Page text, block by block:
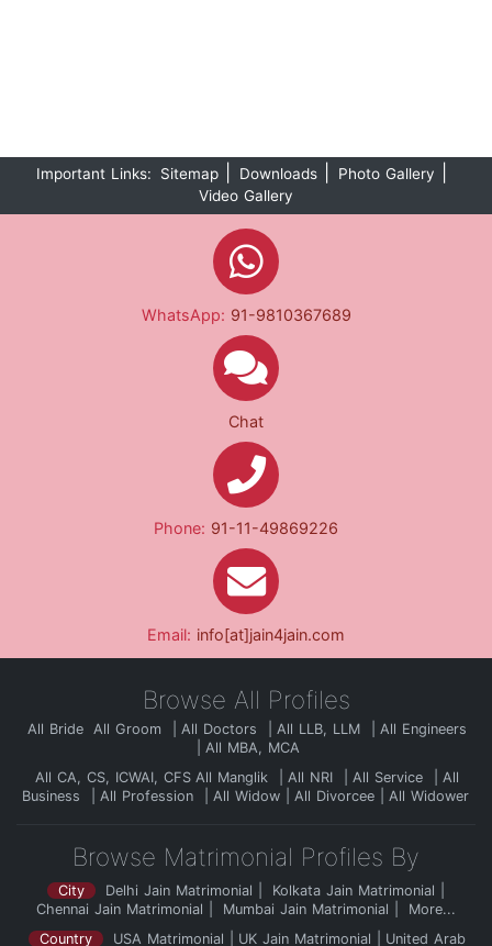
Important Links: Sitemap Downloads Photo Gallery
Video Gallery
WhatsApp: 91-9810367689
Chat
Phone: 91-11-49869226
Email: info[at]jain4jain.com
Browse All Profiles
All Bride All Groom All Doctors All LLB, LLM
All Engineers
All MBA, MCA
All CA, CS, ICWAI, CFS All Manglik All NRI All Service
All
Business
All Profession All Widow All Divorcee All Widower
Browse Matrimonial Profiles By
City Delhi Jain Matrimonial
Kolkata Jain Matrimonial
Chennai Jain Matrimonial
Mumbai Jain Matrimonial
More...
Country
USA Matrimonial UK Jain Matrimonial United Arab